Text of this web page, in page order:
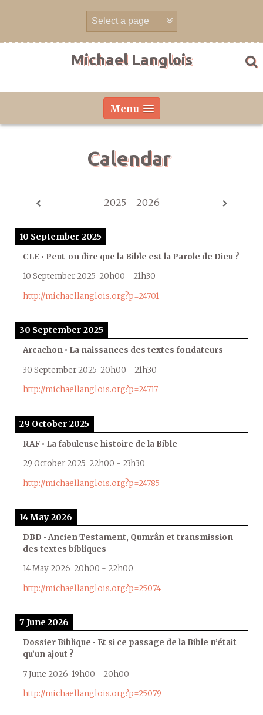
Michael Langlois
Menu
Calendar
2025 - 2026
10 September 2025
CLE • Peut-on dire que la Bible est la Parole de Dieu ?
10 September 2025 20h00 - 21h30
http://michaellanglois.org?p=24701
30 September 2025
Arcachon • La naissances des textes fondateurs
30 September 2025 20h00 - 21h30
http://michaellanglois.org?p=24717
29 October 2025
RAF • La fabuleuse histoire de la Bible
29 October 2025 22h00 - 23h30
http://michaellanglois.org?p=24785
14 May 2026
DBD • Ancien Testament, Qumrân et transmission
des textes bibliques
14 May 2026 20h00 - 22h00
http://michaellanglois.org?p=25074
7 June 2026
Dossier Biblique • Et si ce passage de la Bible n’était
qu’un ajout ?
7 June 2026 19h00 - 20h00
http://michaellanglois.org?p=25079